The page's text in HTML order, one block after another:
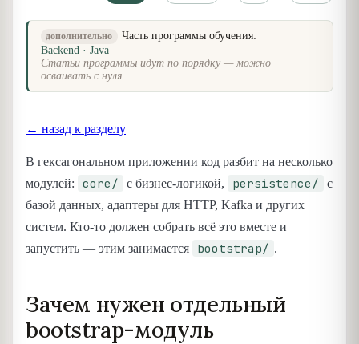
дополнительно
Часть программы обучения:
Backend · Java
Статьи программы идут по порядку — можно
осваивать с нуля.
← назад к разделу
В гексагональном приложении код разбит на несколько
модулей:
core/ с бизнес-логикой, persistence/
с
базой данных, адаптеры для HTTP, Kafka и других
систем. Кто-то должен собрать всё это вместе и
запустить — этим занимается
bootstrap/ .
Зачем нужен отдельный
bootstrap-модуль